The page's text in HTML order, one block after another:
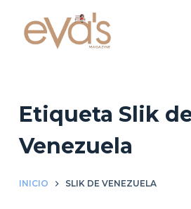
o
Etiqueta Slik
Venezuela
INICIO SLIK DE VENEZUELA